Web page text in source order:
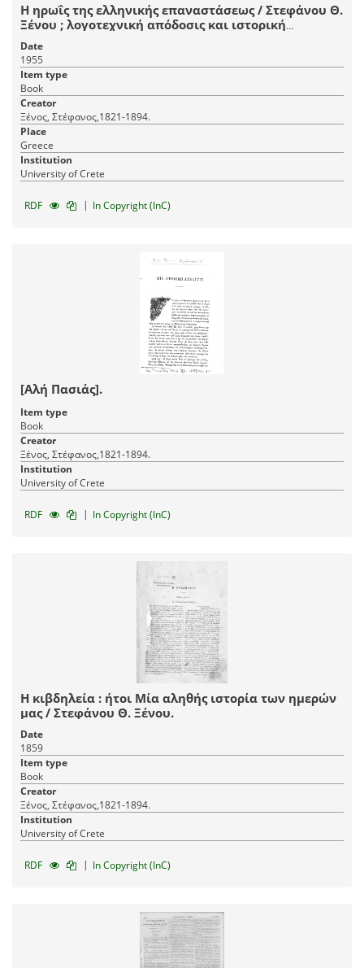
Η ηρωΐς της ελληνικής επαναστάσεως / Στεφάνου Θ.
Ξένου ; λογοτεχνική απόδοσις και ιστορική
προσαρμογή Μιχ. Χαννούση.
Date
1955
Item type
Book
Creator
Ξένος, Στέφανος,1821-1894.
Place
Greece
Institution
University of Crete
RDF | In Copyright (InC)
[Αλή Πασιάς].
Item type
Book
Creator
Ξένος, Στέφανος,1821-1894.
Institution
University of Crete
RDF | In Copyright (InC)
Η κιβδηλεία : ήτοι Μία αληθής ιστορία των ημερών
μας / Στεφάνου Θ. Ξένου.
Date
1859
Item type
Book
Creator
Ξένος, Στέφανος,1821-1894.
Institution
University of Crete
RDF | In Copyright (InC)